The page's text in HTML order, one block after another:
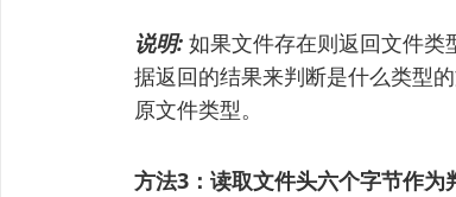
说明: 如果文件存在则返回文件
据返回的结果来判断是什么类型
原文件类型。
方法3：读取文件头六个字节作为